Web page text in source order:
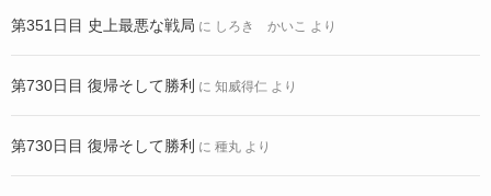
第351日目 史上最悪な戦局 に しろき かいこ より
第730日目 復帰そして勝利 に 知威得仁 より
第730日目 復帰そして勝利 に 種丸 より